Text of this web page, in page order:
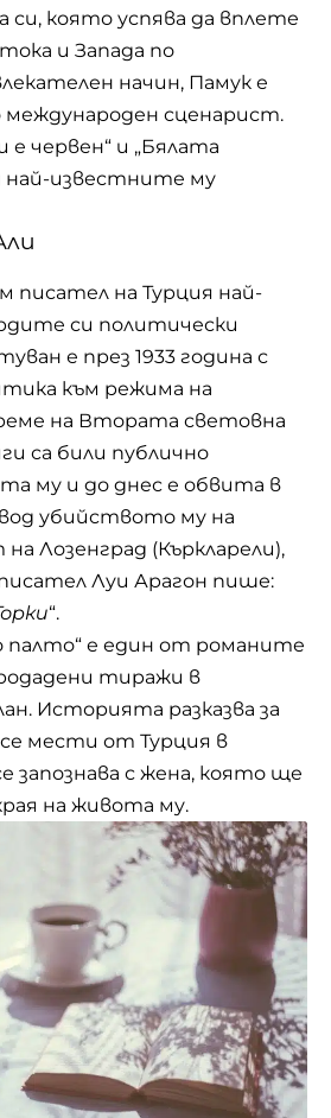
си, която успява да вплете
и Запада по
начин, Памук е
сценарист.
е червен“ и „Бялата
най-известните му
писател на Турция най-
си политически
е през 1933 година с
към режима на
на Втората световна
са били публично
му и до днес е обвита в
убийството му на
Лозенград (Къркларели),
Луи Арагон пише:
“.
палто“ е един от романите
тиражи в
Историята разказва за
мести от Турция в
запознава с жена, която ще
на живота му.